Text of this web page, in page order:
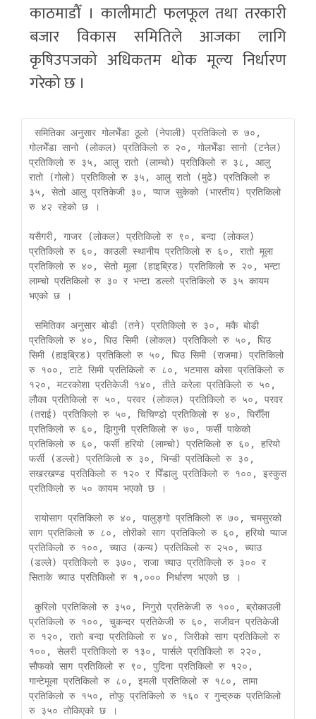
काठमाडौँ । कालीमाटी फलफूल तथा तरकारी
बजार विकास समितिले आजका लागि
कृषिउपजको अधिकतम थोक मूल्य निर्धारण
गरेको छ ।
गोलभेँडा सानो (लोकल) प्रतिकिलो रु २०, गोलभेँडा सानो (टनेल)
प्रतिकिलो रु ३५, आलु रातो (लाम्चो) प्रतिकिलो रु ३८, आलु
रातो (गोलो) प्रतिकिलो रु ३५, आलु रातो (मुढे) प्रतिकिलो रु
३५, सेतो आलु प्रतिकेजी ३०, प्याज सुकेको (भारतीय) प्रतिकिलो
रु ४२ रहेको छ ।
यसैगरी, गाजर (लोकल) प्रतिकिलो रु ९०, बन्दा (लोकल)
प्रतिकिलो रु ६०, काउली स्थानीय प्रतिकिलो रु ६०, रातो मूला
प्रतिकिलो रु ४०, सेतो मूला (हाइब्रिड) प्रतिकिलो रु २०, भन्टा
लाम्चो प्रतिकिलो रु ३० र भन्टा डल्लो प्रतिकिलो रु ३५ कायम
भएको छ ।
प्रतिकिलो रु ४०, घिउ सिमी (लोकल) प्रतिकिलो रु ५०, घिउ
सिमी (हाइब्रिड) प्रतिकिलो रु ५०, घिउ सिमी (राजमा) प्रतिकिलो
रु १००, टाटे सिमी प्रतिकिलो रु ८०, भटमास कोसा प्रतिकिलो रु
१२०, मटरकोशा प्रतिकेजी १४०, तीते करेला प्रतिकिलो रु ५०,
लौका प्रतिकिलो रु ५०, परवर (लोकल) प्रतिकिलो रु ५०, परवर
(तराई) प्रतिकिलो रु ५०, चिचिण्डो प्रतिकिलो रु ४०, घिरौँला
प्रतिकिलो रु ६०, झिगुनी प्रतिकिलो रु ७०, फर्सी पाकेको
प्रतिकिलो रु ६०, फर्सी हरियो (लाम्चो) प्रतिकिलो रु ६०, हरियो
फर्सी (डल्लो) प्रतिकिलो रु ३०, भिन्डी प्रतिकिलो रु ३०,
सखरखण्ड प्रतिकिलो रु १२० र पिँडालु प्रतिकिलो रु १००, इस्कुस
प्रतिकिलो रु ५० कायम भएको छ ।
साग प्रतिकिलो रु ८०, तोरीको साग प्रतिकिलो रु ६०, हरियो प्याज
प्रतिकिलो रु १००, च्याउ (कन्य) प्रतिकिलो रु २५०, च्याउ
(डल्ले) प्रतिकिलो रु ३७०, राजा च्याउ प्रतिकिलो रु ३०० र
सिताके च्याउ प्रतिकिलो रु १,००० निर्धारण भएको छ ।
प्रतिकिलो रु १००, चुकन्दर प्रतिकेजी रु ६०, सजीवन प्रतिकेजी
रु १२०, रातो बन्दा प्रतिकिलो रु ४०, जिरीको साग प्रतिकिलो रु
१००, सेलरी प्रतिकिलो रु १३०, पार्सले प्रतिकिलो रु २२०,
सौफको साग प्रतिकिलो रु ९०, पुदिना प्रतिकिलो रु १२०,
गान्टेमूला प्रतिकिलो रु ८०, इमली प्रतिकिलो रु १८०, तामा
प्रतिकिलो रु १५०, तोफु प्रतिकिलो रु १६० र गुन्द्रुक प्रतिकिलो
रु ३५० तोकिएको छ ।